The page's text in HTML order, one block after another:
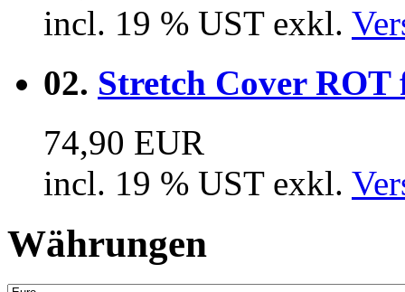
incl. 19 % UST exkl.
02. Stretch Cover
74,90 EUR
incl. 19 % UST exkl.
Währungen